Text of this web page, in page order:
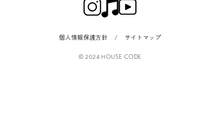
個人情報保護方針 / サイトマップ
© 2024 HOUSE CODE